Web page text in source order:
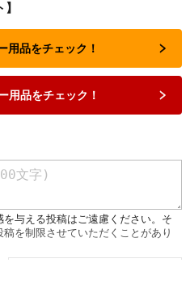
用品をチェック！
用品をチェック！